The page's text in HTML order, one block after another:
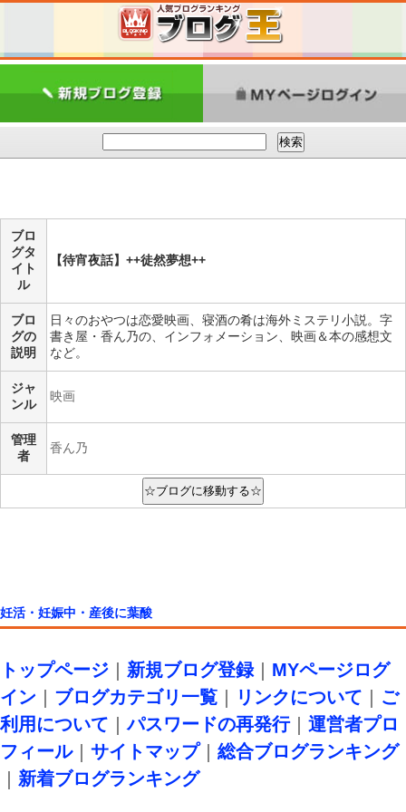
ブロ
グタ
イト
ル
【待宵夜話】++徒然夢想++
ブロ
グの
説明
日々のおやつは恋愛映画、寝酒の肴は海外ミステリ小説。字
書き屋・香ん乃の、インフォメーション、映画＆本の感想文
など。
ジャ
ンル
映画
管理
者
香ん乃
妊活・妊娠中・産後に葉酸
トップページ 新規ブログ登録｜ MYページログ
イン
ブログカテゴリ一覧 リンクについて
ご
利用について ｜パスワードの再発行｜ 運営者プロ
フィール｜ サイトマップ｜ 総合ブログランキング
新着ブログランキング